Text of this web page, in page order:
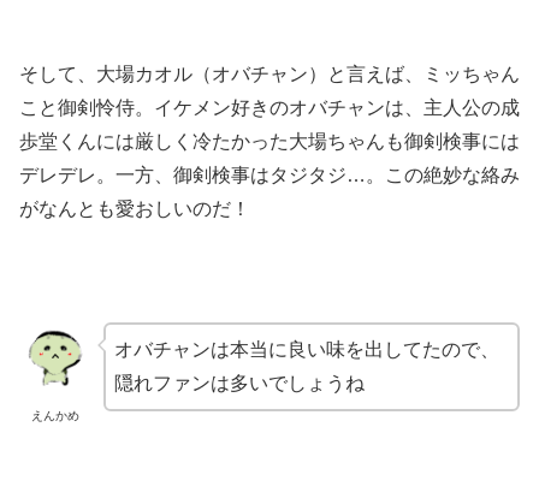
そして、大場カオル（オバチャン）と言えば、ミッちゃん
こと御剣怜侍。イケメン好きのオバチャンは、主人公の成
歩堂くんには厳しく冷たかった大場ちゃんも御剣検事には
デレデレ。一方、御剣検事はタジタジ…。この絶妙な絡み
がなんとも愛おしいのだ！
えんかめ
オバチャンは本当に良い味を出してたので、
隠れファンは多いでしょうね